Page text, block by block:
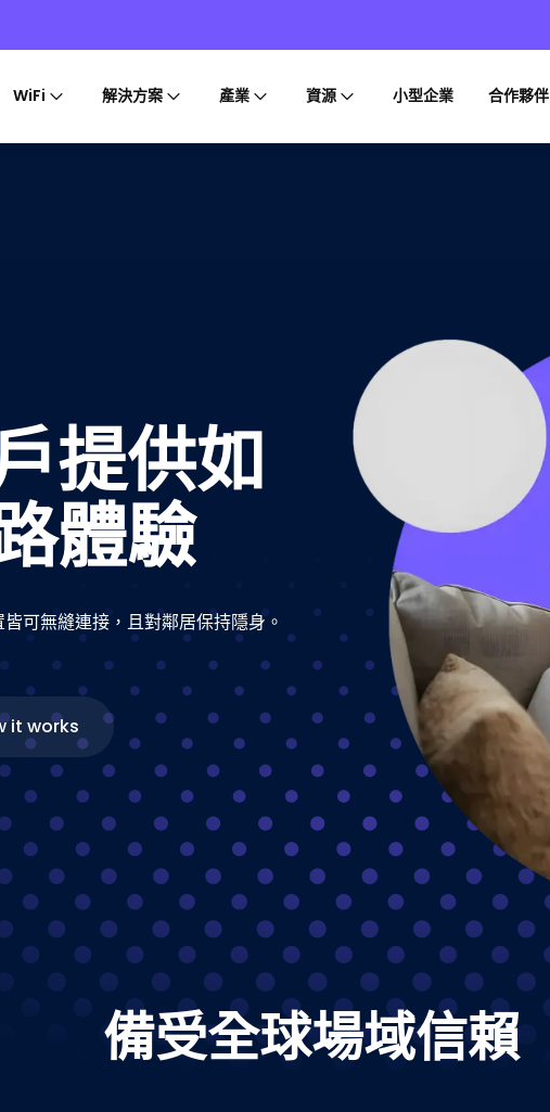
WiFi 解決方案 產業 資源 小型企業 合作夥伴
提供如
體驗
可無縫連接，且對鄰居保持隱身。
it works
備受全球場域信賴